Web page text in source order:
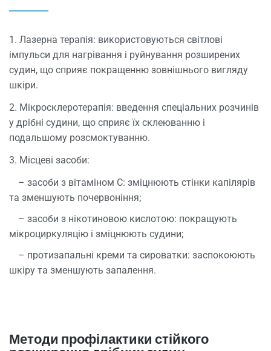
1. Лазерна терапія: використовуються світлові
імпульси для нагрівання і руйнування розширених
судин, що сприяє покращенню зовнішнього вигляду
шкіри.
2. Мікросклеротерапія: введення спеціальних розчинів
у дрібні судини, що сприяє їх склеюванню і
подальшому розсмоктуванню.
3. Місцеві засоби:
– засоби з вітаміном С: зміцнюють стінки капілярів
та зменшують почервоніння;
– засоби з нікотиновою кислотою: покращують
мікроциркуляцію і зміцнюють судини;
– протизапальні креми та сироватки: заспокоюють
шкіру та зменшують запалення.
Методи профілактики стійкого